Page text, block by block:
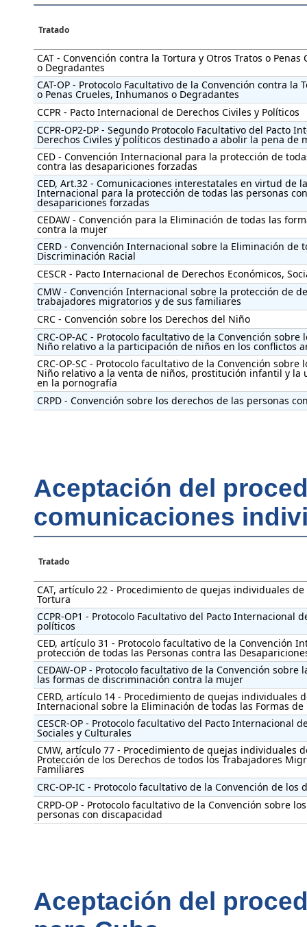
Tratado
CAT - Convención contra la Tortura y Otros Tratos o
o Degradantes
CAT-OP - Protocolo Facultativo de la Convención contra la
o Penas Crueles, Inhumanos o Degradantes
CCPR - Pacto Internacional de Derechos Civiles y Políticos
CCPR-OP2-DP - Segundo Protocolo Facultativo del Pacto
Derechos Civiles y políticos destinado a abolir la pena de
CED - Convención Internacional para la protección de
contra las desapariciones forzadas
CED, Art.32 - Comunicaciones interestatales en virtud de
Internacional para la protección de todas las personas
desapariciones forzadas
CEDAW - Convención para la Eliminación de todas las
contra la mujer
CERD - Convención Internacional sobre la Eliminación de
Discriminación Racial
CESCR - Pacto Internacional de Derechos Económicos,
CMW - Convención Internacional sobre la protección de
trabajadores migratorios y de sus familiares
CRC - Convención sobre los Derechos del Niño
CRC-OP-AC - Protocolo facultativo de la Convención sobre
Niño relativo a la participación de niños en los conflictos
CRC-OP-SC - Protocolo facultativo de la Convención sobre
Niño relativo a la venta de niños, prostitución infantil y la
en la pornografía
CRPD - Convención sobre los derechos de las personas
Aceptación del
comunicaciones
Tratado
CAT, artículo 22 - Procedimiento de quejas individuales
Tortura
CCPR-OP1 - Protocolo Facultativo del Pacto Internacional
políticos
CED, artículo 31 - Protocolo facultativo de la Convención
protección de todas las Personas contra las
CEDAW-OP - Protocolo facultativo de la Convención
las formas de discriminación contra la mujer
CERD, artículo 14 - Procedimiento de quejas individuales
Internacional sobre la Eliminación de todas las Formas
CESCR-OP - Protocolo facultativo del Pacto Internacional
Sociales y Culturales
CMW, artículo 77 - Procedimiento de quejas individuales
Protección de los Derechos de todos los Trabajadores
Familiares
CRC-OP-IC - Protocolo facultativo de la Convención de los
CRPD-OP - Protocolo facultativo de la Convención sobre
personas con discapacidad
Aceptación del